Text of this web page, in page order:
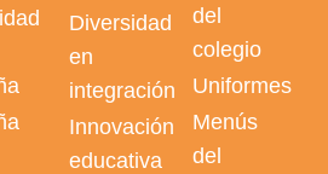
Diversidad
en
integración
Innovación
educativa
del
colegio
Uniformes
Menús
del